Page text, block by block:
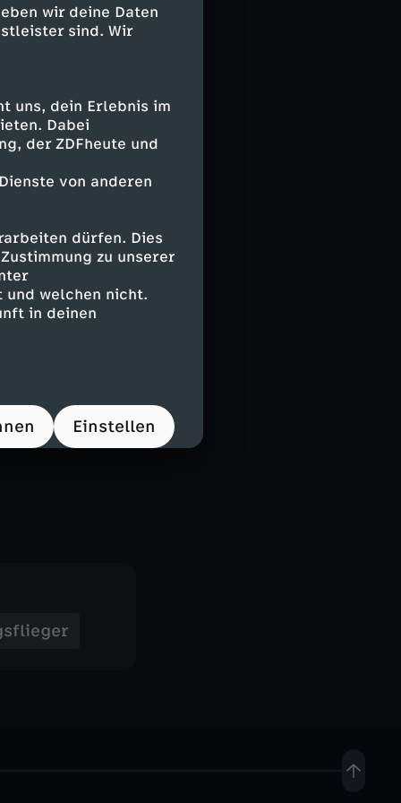
wir deine Daten
sind. Wir
uns, dein Erlebnis im
Dabei
der ZDFheute und
von anderen
dürfen. Dies
zu unserer
und welchen nicht.
in deinen
Einstellen
geht Richie